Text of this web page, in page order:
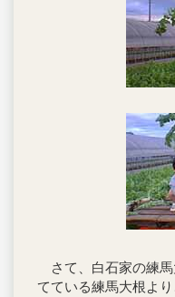
さて、白石家の練馬
てている練馬大根よ